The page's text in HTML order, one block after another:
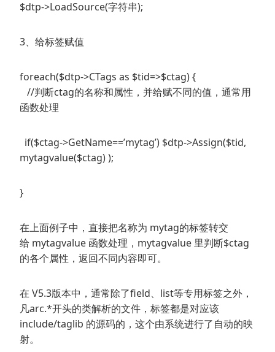
$dtp->LoadSource(字符串);
3、给标签赋值
foreach($dtp->CTags as $tid=>$ctag) {
//判断ctag的名称和属性，并给赋不同的值，通常用
函数处理
if($ctag->GetName==’mytag’) $dtp->Assign($tid,
mytagvalue($ctag) );
}
在上面例子中，直接把名称为 mytag的标签转交
给 mytagvalue 函数处理，mytagvalue 里判断$ctag
的各个属性，返回不同内容即可。
在 V5.3版本中，通常除了field、list等专用标签之外，
凡arc.*开头的类解析的文件，标签都是对应该
include/taglib 的源码的，这个由系统进行了自动的映
射。